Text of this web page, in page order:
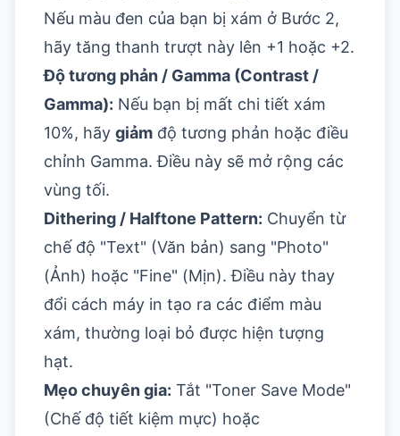
Nếu màu đen của bạn bị xám ở Bước 2,
hãy tăng thanh trượt này lên +1 hoặc +2.
Độ tương phản / Gamma (Contrast /
Gamma): Nếu bạn bị mất chi tiết xám
10%, hãy giảm độ tương phản hoặc điều
chỉnh Gamma. Điều này sẽ mở rộng các
vùng tối.
Dithering / Halftone Pattern: Chuyển từ
chế độ "Text" (Văn bản) sang "Photo"
(Ảnh) hoặc "Fine" (Mịn). Điều này thay
đổi cách máy in tạo ra các điểm màu
xám, thường loại bỏ được hiện tượng
hạt.
Mẹo chuyên gia: Tắt "Toner Save Mode"
(Chế độ tiết kiệm mực) hoặc